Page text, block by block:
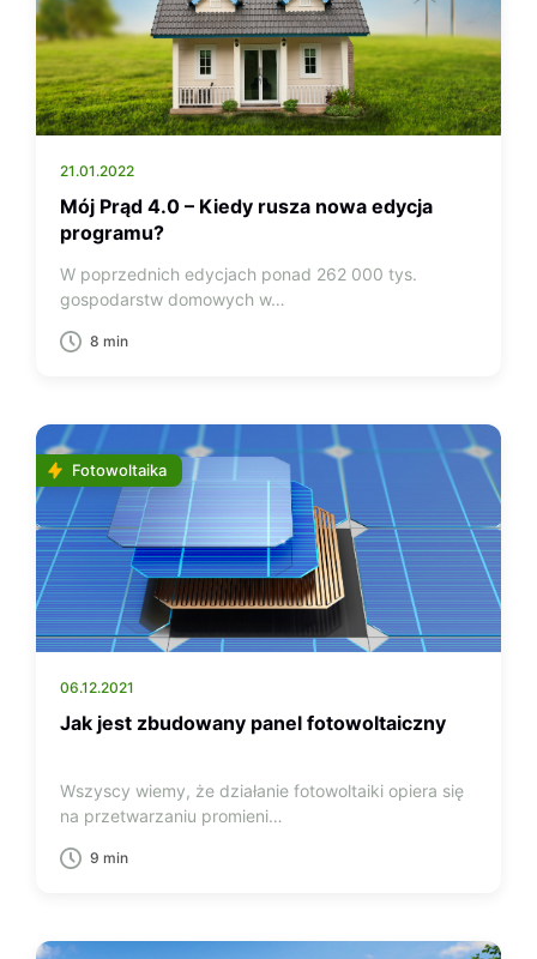
21.01.2022
Mój Prąd 4.0 – Kiedy rusza nowa edycja
programu?
W poprzednich edycjach ponad 262 000 tys.
gospodarstw domowych w…
8 min
Fotowoltaika
06.12.2021
Jak jest zbudowany panel fotowoltaiczny
Wszyscy wiemy, że działanie fotowoltaiki opiera się
na przetwarzaniu promieni…
9 min